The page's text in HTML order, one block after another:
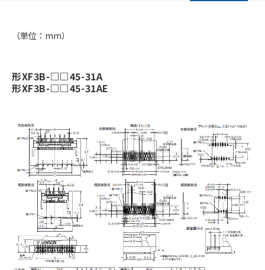
（単位：mm）
形XF3B-□□45-31A
形XF3B-□□45-31AE